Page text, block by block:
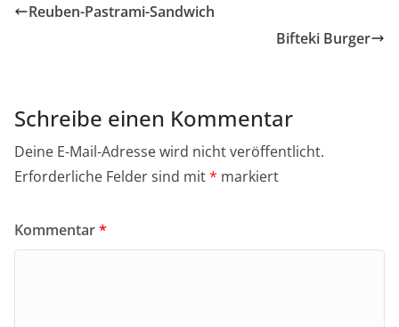
Reuben-Pastrami-Sandwich
Bifteki Burger
Schreibe einen Kommentar
Deine E-Mail-Adresse wird nicht veröffentlicht.
Erforderliche Felder sind mit* markiert
Kommentar*